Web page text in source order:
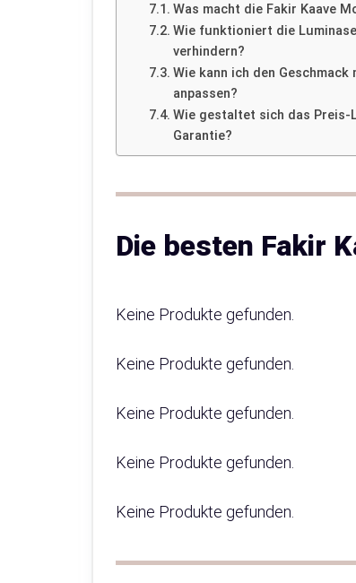
Was macht die Fakir Kaave
Wie funktioniert die
verhindern?
Wie kann ich den
anpassen?
Wie gestaltet sich das Preis-
Garantie?
Die besten Fakir
Keine Produkte gefunden.
Keine Produkte gefunden.
Keine Produkte gefunden.
Keine Produkte gefunden.
Keine Produkte gefunden.